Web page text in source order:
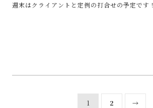
週末はクライアントと定例の打合せの予定です！
1 2 →